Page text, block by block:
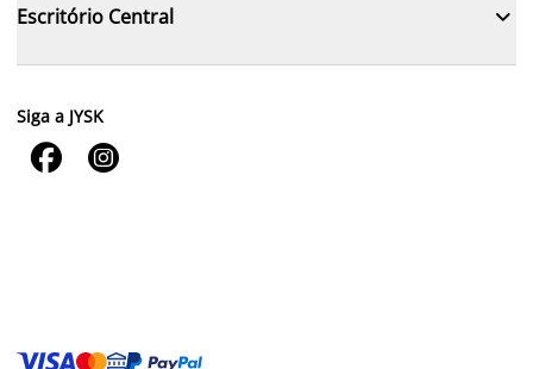
Escritório Central 
Siga a JYSK
 